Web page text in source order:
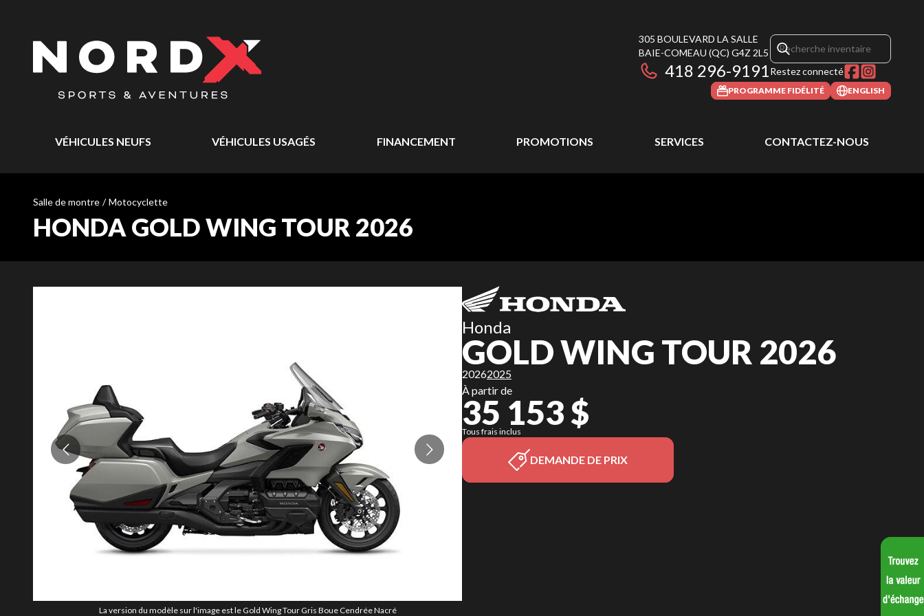
305 BOULEVARD LA SALLE
BAIE-COMEAU (QC) G4Z 2L5
418 296-9191Restez connecté
PROGRAMME FIDÉLITÉ ENGLISH
VÉHICULES NEUFS VÉHICULES USAGÉS FINANCEMENT PROMOTIONS SERVICES CONTACTEZ-NOUS
Salle de montre / Motocyclette
HONDA GOLD WING TOUR 2026
La version du modèle sur l'image est le Gold Wing Tour Gris Boue Cendrée Nacré
Honda
GOLD WING TOUR 2026
20262025
À partir de
35 153 $
Tous frais inclus
DEMANDE DE PRIX